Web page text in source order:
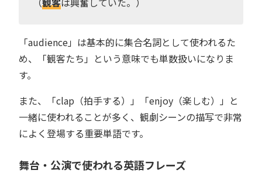
「audience」は基本的に集合名詞として使われるた
め、「観客たち」という意味でも単数扱いになりま
す。
また、「clap（拍手する）」「enjoy（楽しむ）」と
一緒に使われることが多く、観劇シーンの描写で非常
によく登場する重要単語です。
舞台・公演で使われる英語フレーズ